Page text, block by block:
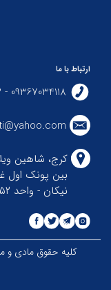
ارتباط با ما
09367034118 - 09195045363
کرج، شاهین
بین پونک اول
نیکان - واحد ۵۲
کلیه حقوق مادی و